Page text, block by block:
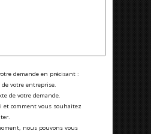
demande en précisant :
de votre entreprise.
de votre demande.
et comment vous souhaitez
nous pouvons vous